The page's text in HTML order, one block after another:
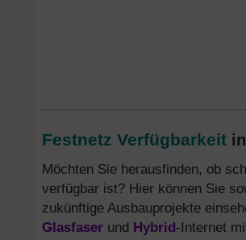
Festnetz Verfügbarkeit
Möchten Sie herausfinden, ob
verfügbar ist? Hier können Sie
zukünftige Ausbauprojekte
Glasfaser und Hybrid-Internet